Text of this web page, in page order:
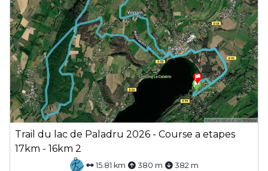
Trail du lac de Paladru 2026 - Course a etapes
17km - 16km 2
15.81 km 380 m 382 m